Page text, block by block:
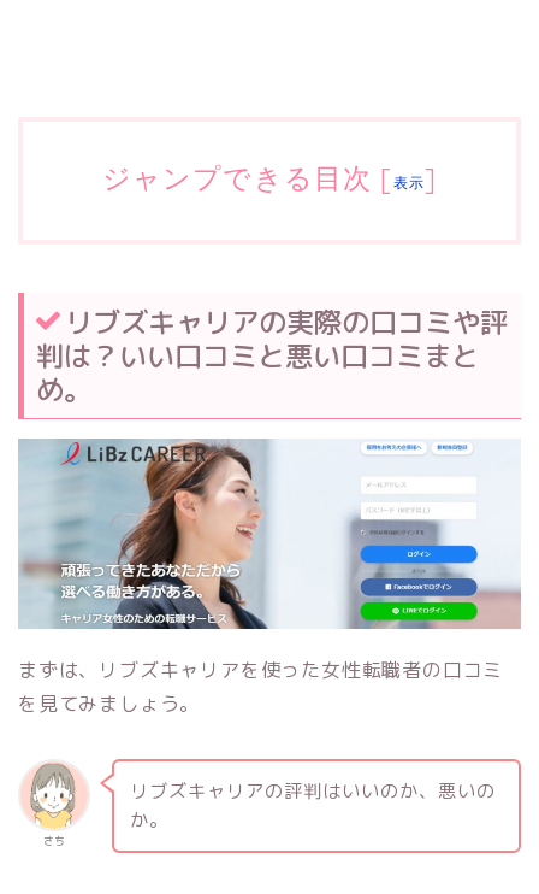
ジャンプできる目次 [ 表示]
リブズキャリアの実際の口コミや評
判は？いい口コミと悪い口コミまと
め。
まずは、リブズキャリアを使った女性転職者の口コミ
を見てみましょう。
さち
リブズキャリアの評判はいいのか、悪いの
か。